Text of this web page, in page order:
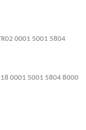
0001 5001 5804
0001 5001 5804 8000